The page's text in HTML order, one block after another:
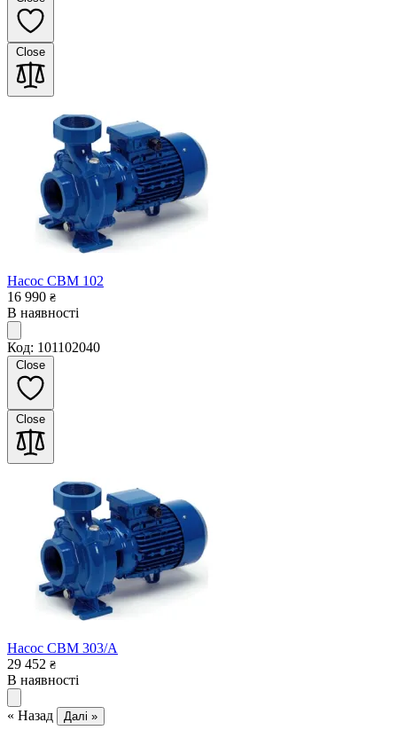
Close
Насос CBM 102
16 990 ₴
В наявності
Код: 101102040
Close
Close
Насос CBM 303/A
29 452 ₴
В наявності
« Назад Далі »